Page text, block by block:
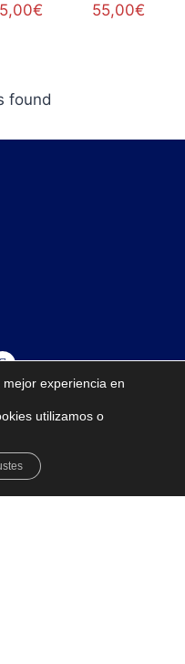
€
55,00€
found
y devoluciones
Aviso legal
experiencia en
utilizamos o